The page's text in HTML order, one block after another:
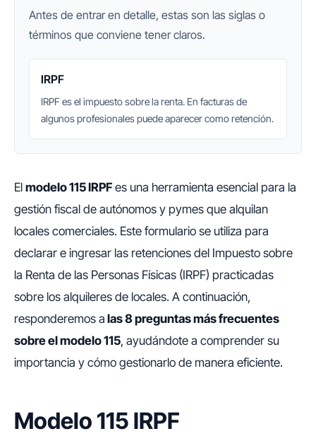
Antes de entrar en detalle, estas son las siglas o
términos que conviene tener claros.
IRPF
IRPF es el impuesto sobre la renta. En facturas de
algunos profesionales puede aparecer como retención.
El modelo 115 IRPF es una herramienta esencial para la
gestión fiscal de autónomos y pymes que alquilan
locales comerciales. Este formulario se utiliza para
declarar e ingresar las retenciones del Impuesto sobre
la Renta de las Personas Físicas (IRPF) practicadas
sobre los alquileres de locales. A continuación,
responderemos a las 8 preguntas más frecuentes
sobre el modelo 115, ayudándote a comprender su
importancia y cómo gestionarlo de manera eficiente.
Modelo 115 IRPF